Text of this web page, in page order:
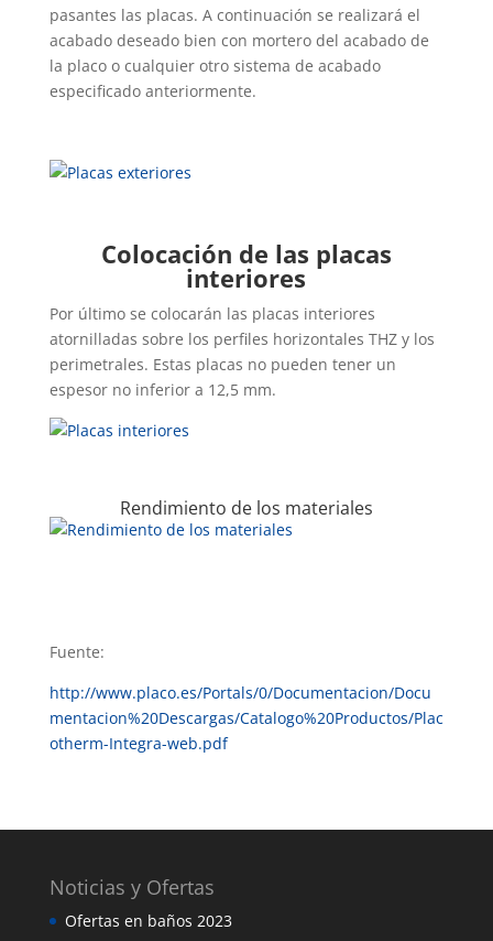
pasantes las placas. A continuación se realizará el
acabado deseado bien con mortero del acabado de
la placo o cualquier otro sistema de acabado
especificado anteriormente.
Colocación de las placas
interiores
Por último se colocarán las placas interiores
atornilladas sobre los perfiles horizontales THZ y los
perimetrales. Estas placas no pueden tener un
espesor no inferior a 12,5 mm.
Rendimiento de los materiales
Fuente:
http://www.placo.es/Portals/0/Documentacion/Docu
mentacion%20Descargas/Catalogo%20Productos/Plac
otherm-Integra-web.pdf
Noticias y Ofertas
Ofertas en baños 2023